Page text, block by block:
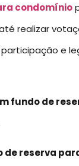
condomínio
realizar
e
fundo de
de reserva